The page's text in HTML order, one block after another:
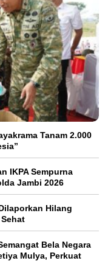
Tanam 2.000
IKPA Sempurna
Jambi 2026
Hilang
Bela Negara
Mulya, Perkuat